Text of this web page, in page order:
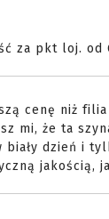
za pkt loj. od
cenę niż
mi, że ta
biały dzień i
jakością,